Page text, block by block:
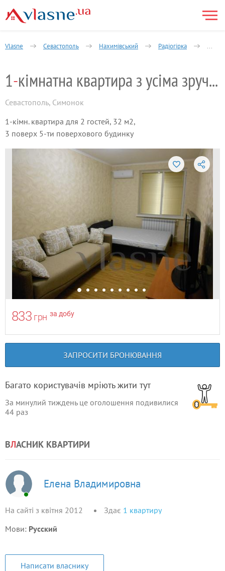
Vlasne Севастополь Нахимівський Радіогірка 1-
1- кімнатна квартира з усіма зручностями
Севастополь, Симонок
1-кімн. квартира для 2 гостей, 32 м2,
3 поверх 5-ти поверхового будинку
833 грн за добу
ЗАПРОСИТИ БРОНЮВАННЯ
Багато користувачів мріють жити тут
За минулий тиждень це оголошення подивилися
44 раз
ВЛАСНИК КВАРТИРИ
Елена Владимировна
На сайті з квітня 2012 Здає 1 квартиру
Мови: Русский
Написати власнику